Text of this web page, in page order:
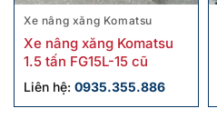
Xe nâng xăng Komatsu
Xe nâng xăng Komatsu
1.5 tấn FG15L-15 cũ
Liên hệ: 0935.355.886